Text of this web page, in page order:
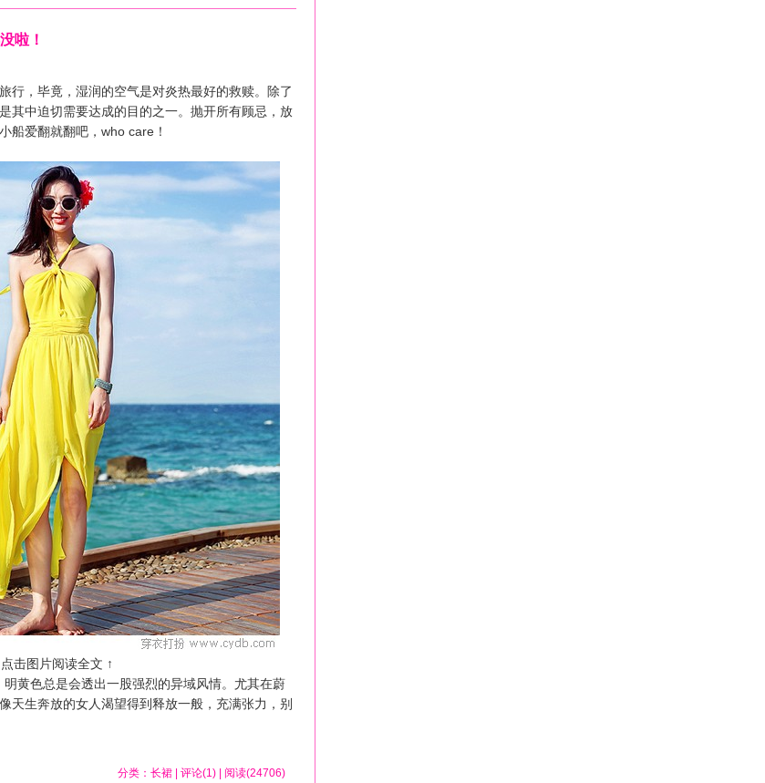
啦！
，毕竟，湿润的空气是对炎热最好的救赎。除了
其中迫切需要达成的目的之一。抛开所有顾忌，放
船爱翻就翻吧，who care！
点击图片阅读全文 ↑
色总是会透出一股强烈的异域风情。尤其在蔚
天生奔放的女人渴望得到释放一般，充满张力，别
分类： 长裙 | 评论(1) | 阅读(24706)